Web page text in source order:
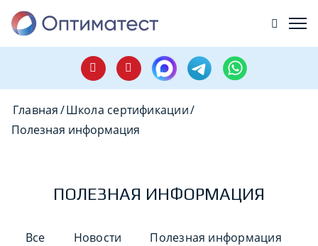
Главная/Школа сертификации/
Полезная информация
ПОЛЕЗНАЯ ИНФОРМАЦИЯ
Все Новости Полезная информация